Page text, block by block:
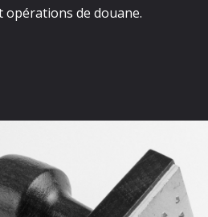
opérations de douane.